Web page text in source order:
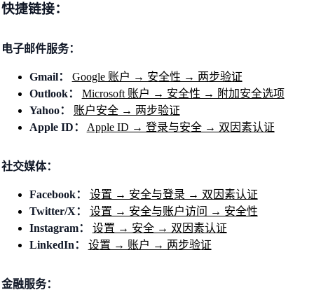
快捷链接：
电子邮件服务：
Gmail：
Google 账户 → 安全性 → 两步验证
Outlook：
Microsoft 账户 → 安全性 → 附加安全选项
Yahoo：
账户安全 → 两步验证
Apple ID：
Apple ID → 登录与安全 → 双因素认证
社交媒体：
Facebook：
设置 → 安全与登录 → 双因素认证
Twitter/X：
设置 → 安全与账户访问 → 安全性
Instagram：
设置 → 安全 → 双因素认证
LinkedIn：
设置 → 账户 → 两步验证
金融服务：